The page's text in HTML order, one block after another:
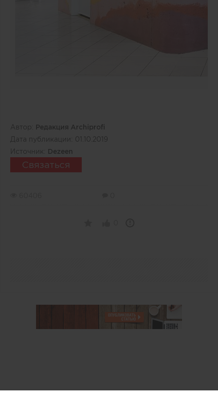
Автор:
Редакция Archiprofi
Дата публикации: 01.10.2019
Источник:
Dezeen
Связаться